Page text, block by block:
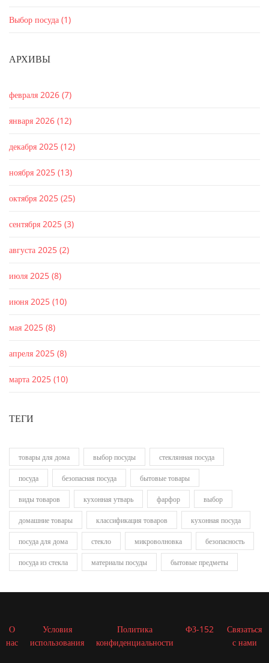
Выбор посуда (1)
АРХИВЫ
февраля 2026 (7)
января 2026 (12)
декабря 2025 (12)
ноября 2025 (13)
октября 2025 (25)
сентября 2025 (3)
августа 2025 (2)
июля 2025 (8)
июня 2025 (10)
мая 2025 (8)
апреля 2025 (8)
марта 2025 (10)
ТЕГИ
товары для дома выбор посуды стеклянная посуда
посуда безопасная посуда бытовые товары
виды товаров кухонная утварь фарфор выбор
домашние товары классификация товаров кухонная посуда
посуда для дома стекло микроволновка безопасность
посуда из стекла материалы посуды бытовые предметы
О
нас
Условия
использования
Политика
конфиденциальности
ФЗ-152
Связаться
с нами